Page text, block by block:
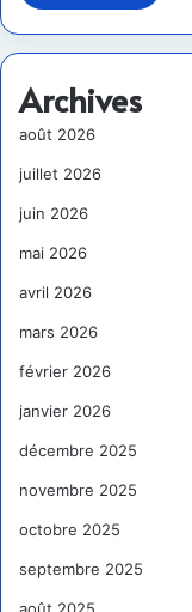
Archives
août 2026
juillet 2026
juin 2026
mai 2026
avril 2026
mars 2026
février 2026
janvier 2026
décembre 2025
novembre 2025
octobre 2025
septembre 2025